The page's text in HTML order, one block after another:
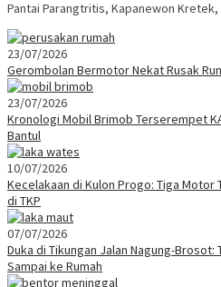
Pantai Parangtritis, Kapanewon
23/07/2026
Gerombolan Bermotor Nekat Rusak
23/07/2026
Kronologi Mobil Brimob Terserempet
Bantul
10/07/2026
Kecelakaan di Kulon Progo: Tiga
di TKP
07/07/2026
Duka di Tikungan Jalan Nagung-Brosot:
Sampai ke Rumah